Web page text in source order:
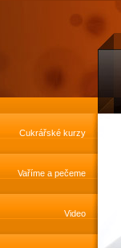
Cukrářské kurzy
Vaříme a pečeme
Video